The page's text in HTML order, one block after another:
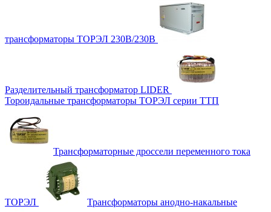
трансформаторы ТОРЭЛ 230В/230В
Разделительный трансформатор LIDER
Тороидальные трансформаторы ТОРЭЛ серии ТТП
Трансформаторные дроссели переменного тока
ТОРЭЛ Трансформаторы анодно-накальные